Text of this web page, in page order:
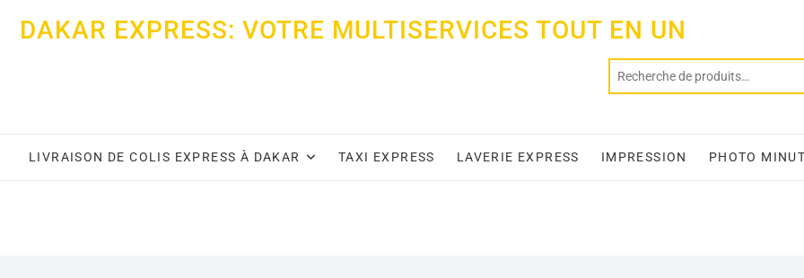
DAKAR EXPRESS: VOTRE MULTISERVICES TOUT EN UN
LIVRAISON DE COLIS EXPRESS À DAKAR TAXI EXPRESS LAVERIE EXPRESS IMPRESSION PHOTO